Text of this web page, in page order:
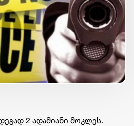
2 ადამიანი მოკლეს.